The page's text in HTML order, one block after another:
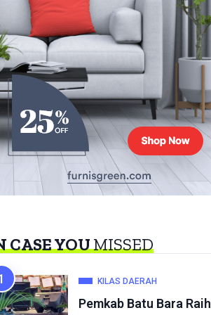
CASE YOUMISSED
KILAS DAERAH
Pemkab Batu Bara Raih